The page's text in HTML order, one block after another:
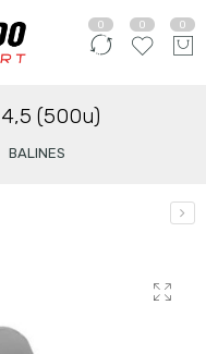
0 0 0
(500u)
BALINES